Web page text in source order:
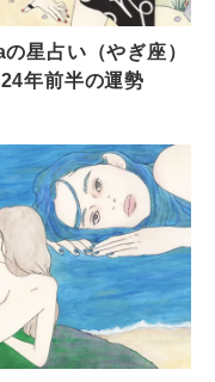
星占い（やぎ座）
年前半の運勢